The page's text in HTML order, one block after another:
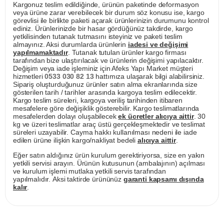
Kargonuz teslim edildiğinde, ürünün paketinde deformasyon
veya ürüne zarar verebilecek bir durum söz konusu ise, kargo
görevlisi ile birlikte paketi açarak ürünlerinizin durumunu kontrol
ediniz. Ürünlerinizde bir hasar gördüğünüz takdirde, kargo
yetkilisinden tutanak tutmasını isteyiniz ve paketi teslim
almayınız. Aksi durumlarda ürünlerin iadesi ve değişimi
yapılmamaktadır. Tutanak tutulan ürünler kargo firması
tarafından bize ulaştırılacak ve ürünlerin değişimi yapılacaktır.
Değişim veya iade işleminiz için Afeks Yapı Market müşteri
hizmetleri0533 030 82 13hattımıza ulaşarak bilgi alabilirsiniz.
Sipariş oluşturduğunuz ürünler satın alma ekranlarında size
gösterilen tarih / tarihler arasında kargoya teslim edilecektir.
Kargo teslim süreleri, kargoya veriliş tarihinden itibaren
mesafelere göre değişiklik gösterebilir. Kargo teslimatlarında
mesafelerden dolayı oluşabilecekek ücretler alıcıya aittir. 30
kg ve üzeri teslimatlar araç üstü gerçekleşmektedir ve teslimat
süreleri uzayabilir. Cayma hakkı kullanılması nedeni ile iade
edilen ürüne ilişkin kargo/nakliyat bedeli alıcıya aittir.
Eğer satın aldığınız ürün kurulum gerektiriyorsa, size en yakın
yetkili servisi arayın. Ürünün kutusunun (ambalajının) açılması
ve kurulum işlemi mutlaka yetkili servis tarafından
yapılmalıdır. Aksi taktirde ürününüz garanti kapsamı dışında
kalır.